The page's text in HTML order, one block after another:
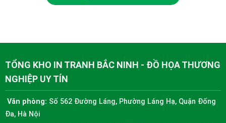
TỔNG KHO IN TRANH BẮC NINH - ĐỒ HỌA THƯƠNG
NGHIỆP UY TÍN
Văn phòng: Số 562 Đường Láng, Phường Láng Hạ, Quận Đống
Đa, Hà Nội